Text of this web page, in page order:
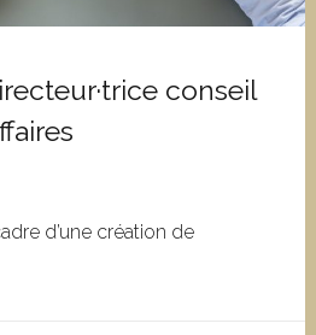
conseil
d’une création de